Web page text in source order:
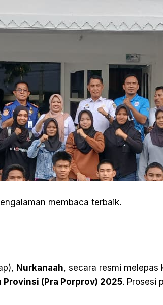
membaca terbaik.
Nurkanaah, secara resmi
Provinsi (Pra Porprov) 2025. Prosesi